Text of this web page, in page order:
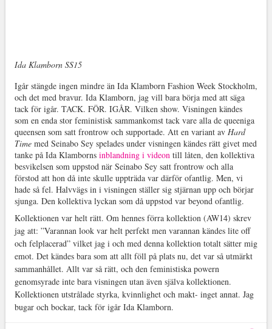
Ida Klamborn SS15
Igår stängde ingen mindre än Ida Klamborn Fashion Week Stockholm,
och det med bravur. Ida Klamborn, jag vill bara börja med att säga
tack för igår. TACK. FÖR. IGÅR. Vilken show. Visningen kändes
som en enda stor feministisk sammankomst tack vare alla de queeniga
queensen som satt frontrow och supportade. Att en variant av Hard
Timemed Seinabo Sey spelades under visningen kändes rätt givet med
tanke på Ida Klamborns inblandning i videontill låten, den kollektiva
besvikelsen som uppstod när Seinabo Sey satt frontrow och alla
förstod att hon då inte skulle uppträda var därför ofantlig. Men, vi
hade så fel. Halvvägs in i visningen ställer sig stjärnan upp och börjar
sjunga. Den kollektiva lyckan som då uppstod var beyond ofantlig.
Kollektionen var helt rätt. Om hennes förra kollektion (AW14) skrev
jag att: ”Varannan look var helt perfekt men varannan kändes lite off
och felplacerad” vilket jag i och med denna kollektion totalt sätter mig
emot. Det kändes bara som att allt föll på plats nu, det var så utmärkt
sammanhållet. Allt var så rätt, och den feministiska powern
genomsyrade inte bara visningen utan även själva kollektionen.
Kollektionen utstrålade styrka, kvinnlighet och makt- inget annat. Jag
bugar och bockar, tack för igår Ida Klamborn.